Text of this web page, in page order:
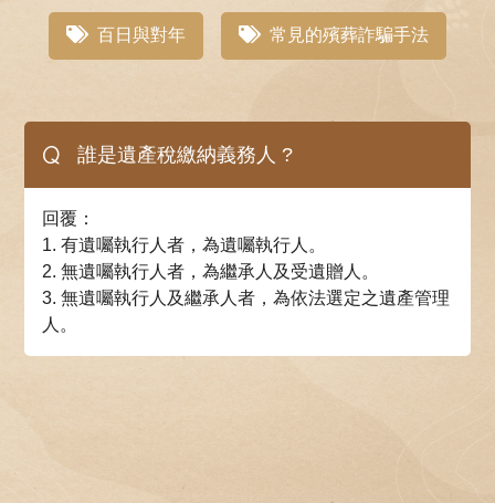
百日與對年 常見的殯葬詐騙手法
Q 誰是遺產稅繳納義務人 ?
回覆：
1. 有遺囑執行人者，為遺囑執行人。
2. 無遺囑執行人者，為繼承人及受遺贈人。
3. 無遺囑執行人及繼承人者，為依法選定之遺產管理
人。